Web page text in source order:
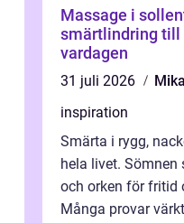
Massage i
smärtlindring till
vardagen
31 juli 2026
inspiration
Smärta i rygg,
hela livet. Sömnen
och orken för fritid
Många provar